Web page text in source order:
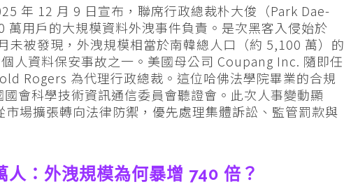
年 12 月 9 日宣布，聯席行政總裁朴大俊（Park Dae-
用戶的大規模資料外洩事件負責。是次黑客入侵始於
未被發現，外洩規模相當於南韓總人口（約 5,100 萬）的
人資料保安事故之一。美國母公司 Coupang Inc. 隨即任
Rogers 為代理行政總裁。這位哈佛法學院畢業的合規
會科學技術資訊通信委員會聽證會。此次人事變動顯
場擴張轉向法律防禦，優先處理集體訴訟、監管罰款與
：外洩規模為何暴增 740 倍？